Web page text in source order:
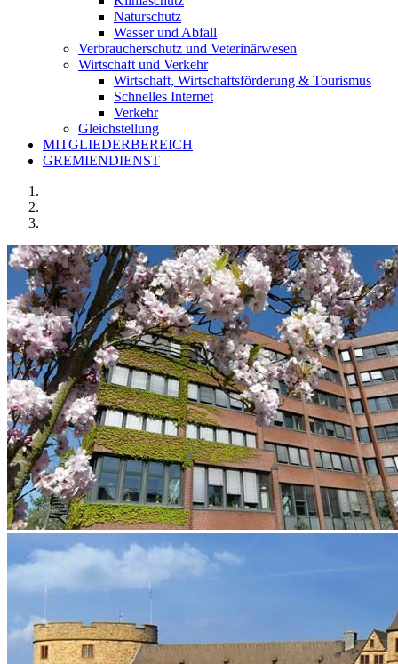
Naturschutz
Wasser und Abfall
Verbraucherschutz und Veterinärwesen
Wirtschaft und Verkehr
Wirtschaft, Wirtschaftsförderung & Tourismus
Schnelles Internet
Verkehr
Gleichstellung
MITGLIEDERBEREICH
GREMIENDIENST